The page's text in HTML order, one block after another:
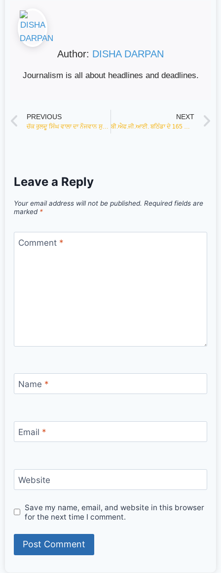
Author: DISHA DARPAN
Journalism is all about headlines and deadlines.
PREVIOUS
ਚੱਕ ਰੁਲਦੂ ਸਿੰਘ ਵਾਲਾ ਦਾ ਨੌਜਵਾਨ ਸੁਖਮੰਦਰ ਸਿੰਘ ਵੀ ਚੜ੍ਹਿਆ ਨਸ਼ੇ ਦੀ ਭੇਂਟ, ਪੁਲਿਸ ਦੀ ਢਿੱਲੀ ਕਾਰਵਾਈ ਕਾਰਨ ਲੋਕਾਂ ਵਿੱਚ ਭਾਰੀ ਰੋਸ
NEXT
ਬੀ.ਐਫ.ਜੀ.ਆਈ. ਬਠਿੰਡਾ ਦੇ 165 ਵਿਦਿਆਰਥੀਆਂ ਦੀ ਹੋਈ ਪਲੇਸਮੈਂਟ
Leave a Reply
Your email address will not be published. Required fields are
marked *
Comment *
Name *
Email *
Website
Save my name, email, and website in this browser
for the next time I comment.